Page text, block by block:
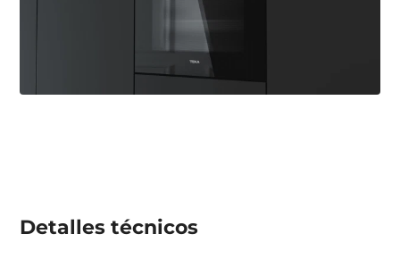
Detalles técnicos